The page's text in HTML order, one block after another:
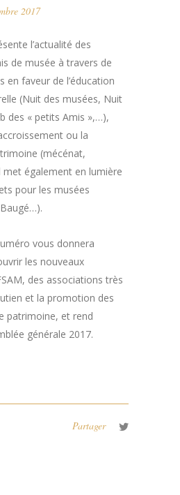
2017
l’actualité des
de musée à travers de
en faveur de l’éducation
(Nuit des musées, Nuit
des « petits Amis »,…),
ou la
(mécénat,
également en lumière
pour les musées
vous donnera
les nouveaux
des associations très
et la promotion des
patrimoine, et rend
générale 2017.
Partager